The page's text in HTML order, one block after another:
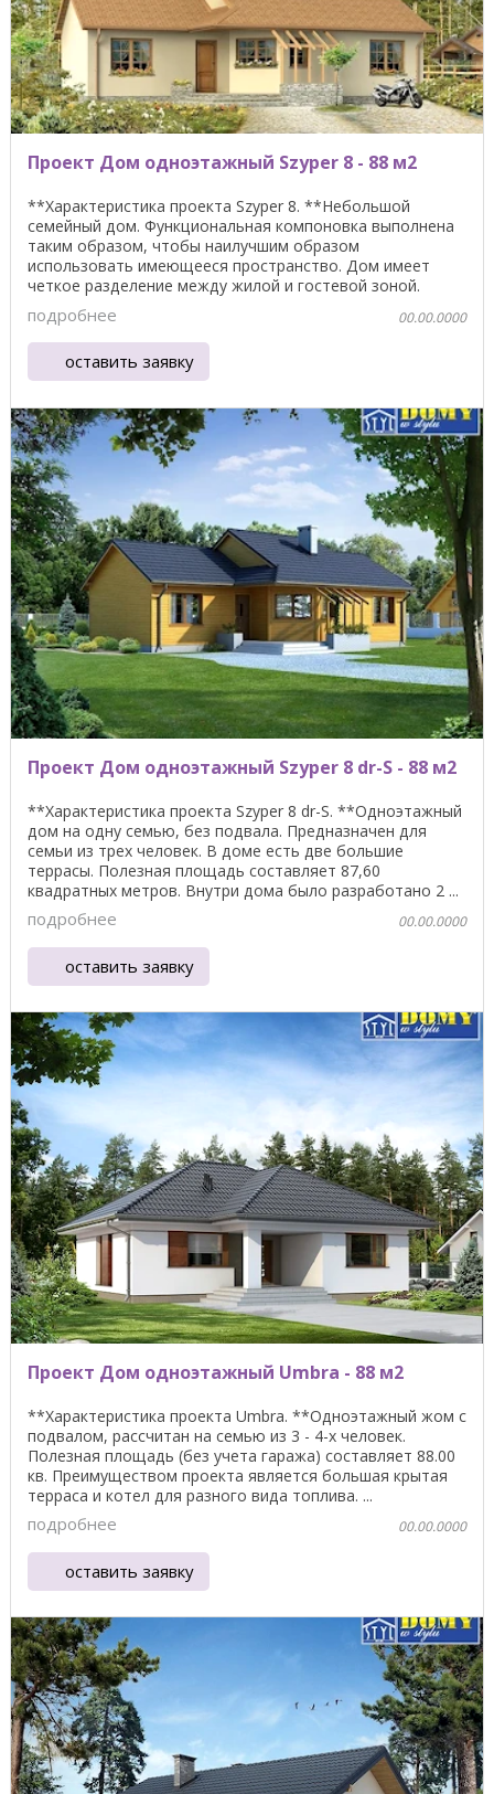
Проект Дом одноэтажный Szyper 8 - 88 м2
**Характеристика проекта Szyper 8. **Небольшой
семейный дом. Функциональная компоновка выполнена
таким образом, чтобы наилучшим образом
использовать имеющееся пространство. Дом имеет
четкое разделение между жилой и гостевой зоной.
Гостиная площадь ...
подробнее 00.00.0000
оставить заявку
Проект Дом одноэтажный Szyper 8 dr-S - 88 м2
**Характеристика проекта Szyper 8 dr-S. **Одноэтажный
дом на одну семью, без подвала. Предназначен для
семьи из трех человек. В доме есть две большие
террасы. Полезная площадь составляет 87,60
квадратных метров. Внутри дома было разработано 2 ...
подробнее 00.00.0000
оставить заявку
Проект Дом одноэтажный Umbra - 88 м2
**Характеристика проекта Umbra. **Одноэтажный жом с
подвалом, рассчитан на семью из 3 - 4-х человек.
Полезная площадь (без учета гаража) составляет 88.00
кв. Преимуществом проекта является большая крытая
терраса и котел для разного вида топлива. ...
подробнее 00.00.0000
оставить заявку